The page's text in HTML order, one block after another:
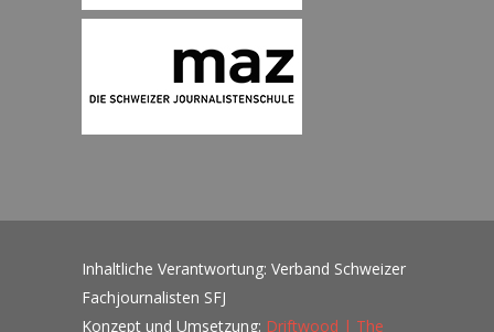
Inhaltliche Verantwortung: Verband Schweizer
Fachjournalisten SFJ
Konzept und Umsetzung: Driftwood | The